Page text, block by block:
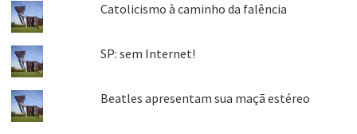
Catolicismo à caminho da falência
SP: sem Internet!
Beatles apresentam sua maçã estéreo